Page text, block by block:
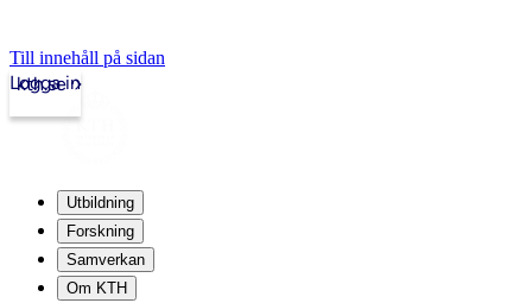
Till innehåll på sidan
kth.se
Logga in
Utbildning
Forskning
Samverkan
Om KTH